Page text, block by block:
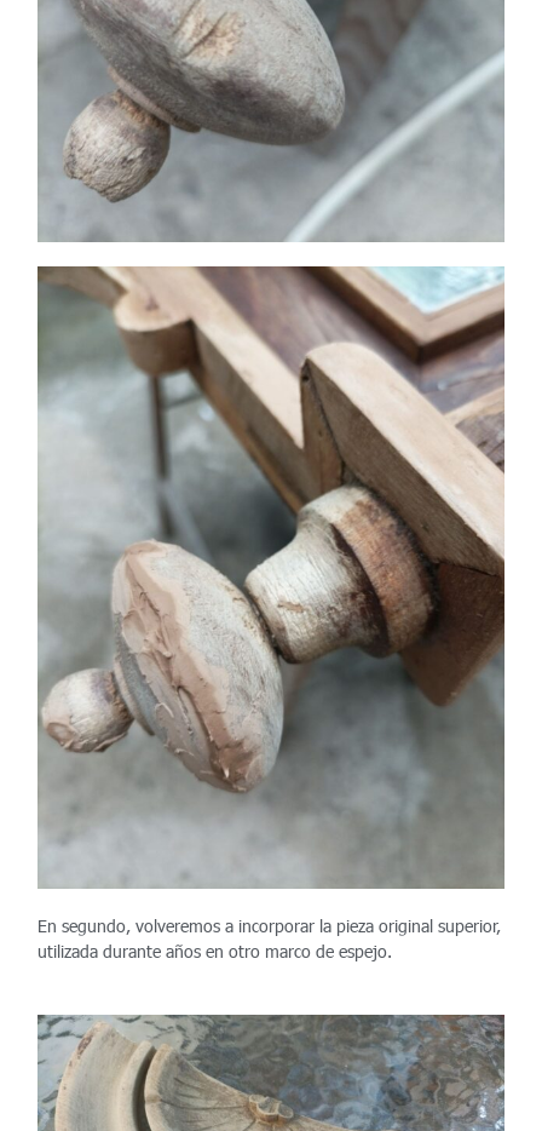
En segundo, volveremos a incorporar la pieza original superior,
utilizada durante años en otro marco de espejo.